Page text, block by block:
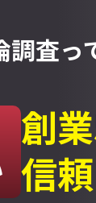
調査っ
創
信